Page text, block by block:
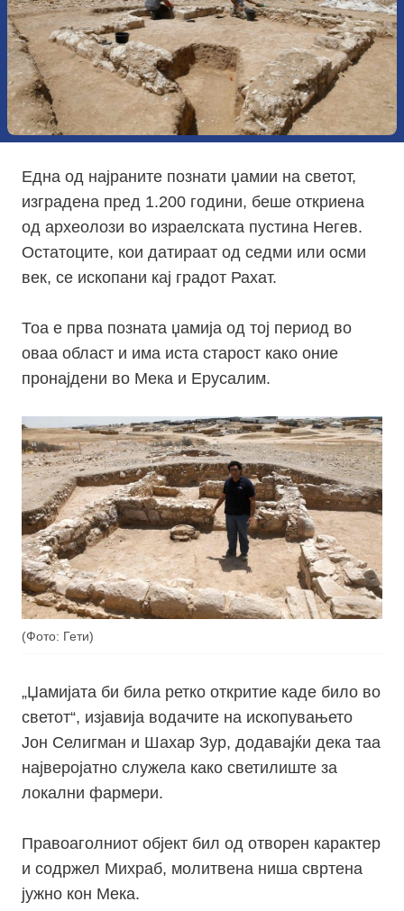
Една од најраните познати џамии на светот,
изградена пред 1.200 години, беше откриена
од археолози во израелската пустина Негев.
Остатоците, кои датираат од седми или осми
век, се ископани кај градот Рахат.
Тоа е прва позната џамија од тој период во
оваа област и има иста старост како оние
пронајдени во Мека и Ерусалим.
(Фото: Гети)
„Џамијата би била ретко откритие каде било во
светот“, изјавија водачите на ископувањето
Јон Селигман и Шахар Зур, додавајќи дека таа
најверојатно служела како светилиште за
локални фармери.
Правоаголниот објект бил од отворен карактер
и содржел Михраб, молитвена ниша свртена
јужно кон Мека.